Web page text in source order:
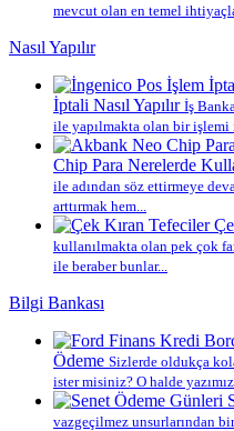
mevcut olan en temel
Nasıl Yapılır
İptali Nasıl Yapılır İş
ile yapılmakta olan bir işlemi
Chip Para Nerelerde
ile adından söz ettirmeye
arttırmak hem...
kullanılmakta olan pek çok
ile beraber bunlar...
Bilgi Bankası
Ödeme Sizlerde oldukça
ister misiniz? O halde
vazgeçilmez unsurlarından